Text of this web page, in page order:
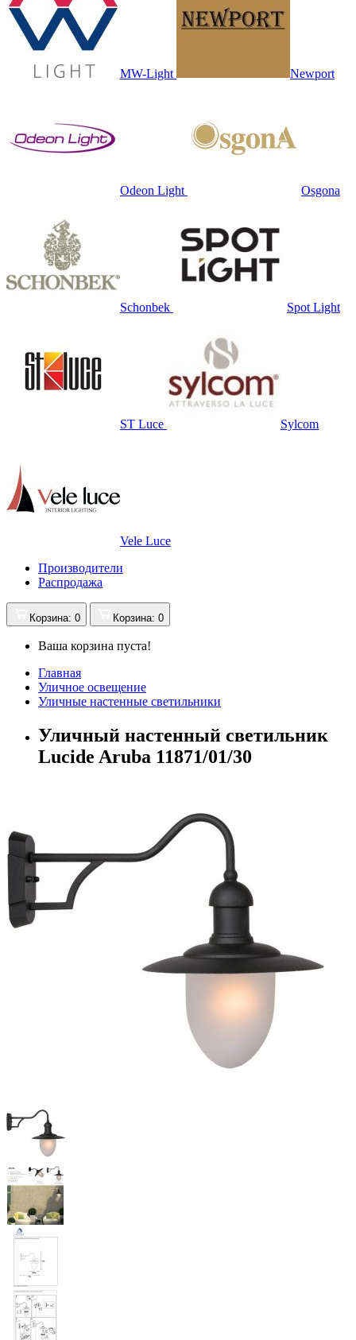
MW-Light Newport
Odeon Light Osgona
Schonbek Spot Light
ST Luce Sylcom
Vele Luce
Производители
Распродажа
Корзина: 0 Корзина: 0
Ваша корзина пуста!
Главная
Уличное освещение
Уличные настенные светильники
Уличный настенный светильник
Lucide Aruba 11871/01/30